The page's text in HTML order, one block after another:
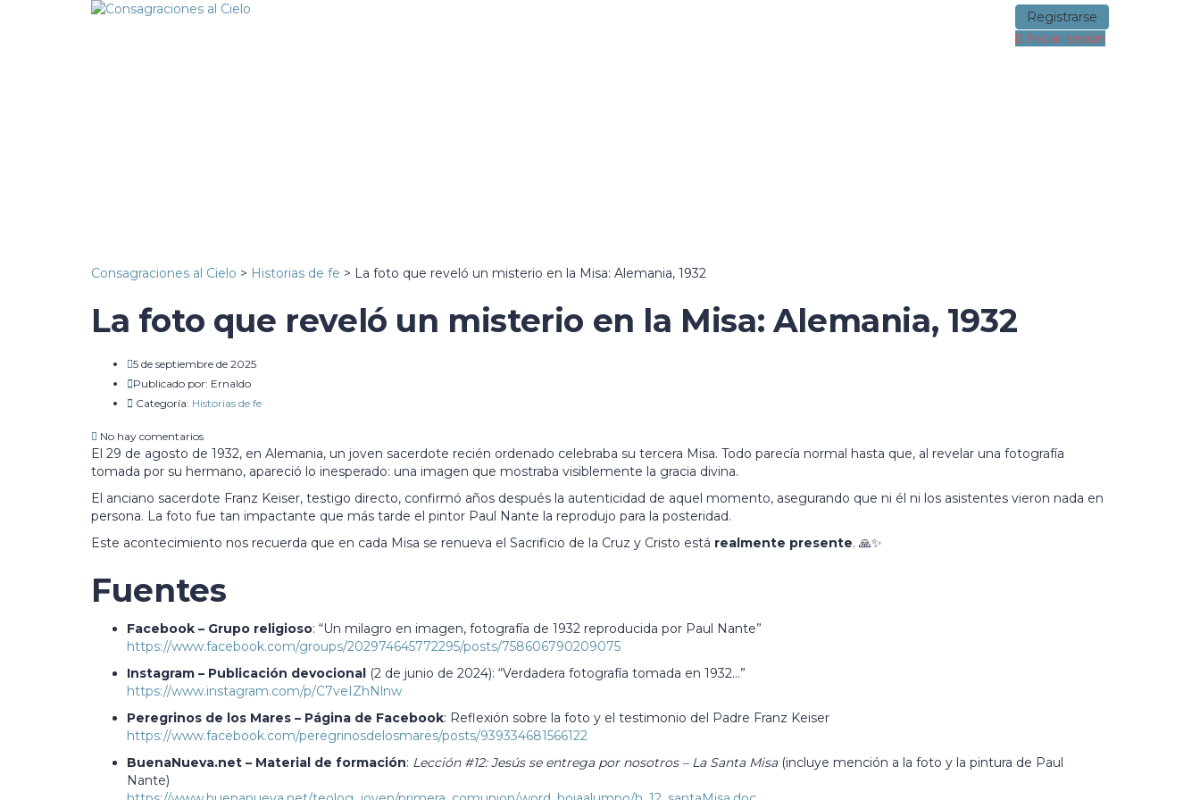
Registrarse
Iniciar sesión
Consagraciones al Cielo > Historias de fe > La foto que reveló un misterio en la Misa: Alemania, 1932
La foto que reveló un misterio en la Misa: Alemania, 1932
5 de septiembre de 2025
Publicado por: Ernaldo
Categoría: Historias de fe
No hay comentarios
El 29 de agosto de 1932, en Alemania, un joven sacerdote recién ordenado celebraba su tercera Misa. Todo parecía normal hasta que, al revelar una fotografía
tomada por su hermano, apareció lo inesperado: una imagen que mostraba visiblemente la gracia divina.
El anciano sacerdote Franz Keiser, testigo directo, confirmó años después la autenticidad de aquel momento, asegurando que ni él ni los asistentes vieron nada en
persona. La foto fue tan impactante que más tarde el pintor Paul Nante la reprodujo para la posteridad.
Este acontecimiento nos recuerda que en cada Misa se renueva el Sacrificio de la Cruz y Cristo está realmente presente. 🙏✨
Fuentes
Facebook – Grupo religioso: “Un milagro en imagen, fotografía de 1932 reproducida por Paul Nante”
https://www.facebook.com/groups/202974645772295/posts/758606790209075
Instagram – Publicación devocional (2 de junio de 2024): “Verdadera fotografía tomada en 1932…”
https://www.instagram.com/p/C7veIZhNlnw
Peregrinos de los Mares – Página de Facebook: Reflexión sobre la foto y el testimonio del Padre Franz Keiser
https://www.facebook.com/peregrinosdelosmares/posts/939334681566122
BuenaNueva.net – Material de formación: Lección #12: Jesús se entrega por nosotros – La Santa Misa(incluye mención a la foto y la pintura de Paul
Nante)